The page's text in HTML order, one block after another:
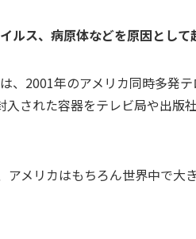
ルス、病原体などを原因として
、2001年のアメリカ同時多発
された容器をテレビ局や出版
メリカはもちろん世界中で大